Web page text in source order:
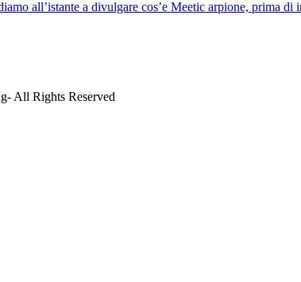
all’istante a divulgare cos’e Meetic arpione, prima di
All Rights Reserved